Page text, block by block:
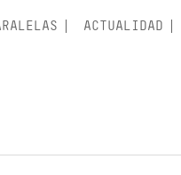
ACTUALIDAD